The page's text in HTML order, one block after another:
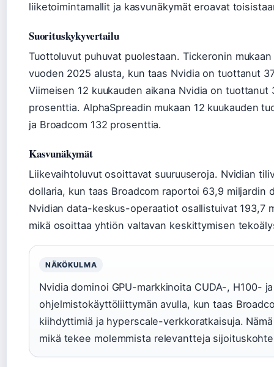
liiketoimintamallit ja kasvunäkymät eroavat
Suorituskykyvertailu
Tuottoluvut puhuvat puolestaan. Tickeronin
vuoden 2025 alusta, kun taas Nvidia on tuottanut
Viimeisen 12 kuukauden aikana Nvidia on
prosenttia. AlphaSpreadin mukaan 12 kuukauden
ja Broadcom 132 prosenttia.
Kasvunäkymät
Liikevaihtoluvut osoittavat suuruuseroja. Nvidian
dollaria, kun taas Broadcom raportoi 63,9 miljardin
Nvidian data-keskus-operaatiot osallistuivat 193,7
mikä osoittaa yhtiön valtavan keskittymisen
NÄKÖKULMA
Nvidia dominoi GPU-markkinoita CUDA-, H100-
ohjelmistokäyttöliittymän avulla, kun taas
kiihdyttimiä ja hyperscale-verkkoratkaisuja.
mikä tekee molemmista relevantteja